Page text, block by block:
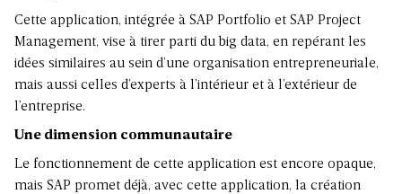
Cette application, intégrée à SAP Portfolio et SAP Project
Management, vise à tirer parti du big data, en repérant les
idées similaires au sein d’une organisation entrepreneuriale,
mais aussi celles d’experts à l’intérieur et à l’extérieur de
l’entreprise.
Une dimension communautaire
Le fonctionnement de cette application est encore opaque,
mais SAP promet déjà, avec cette application, la création